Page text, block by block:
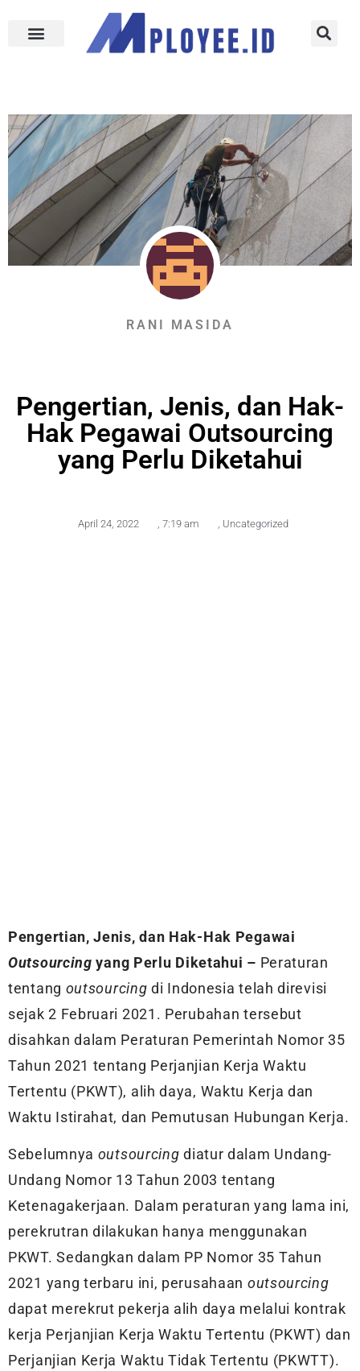
RANI MASIDA
Pengertian, Jenis, dan Hak-
Hak Pegawai Outsourcing
yang Perlu Diketahui
April 24, 2022 7:19 am Uncategorized
Pengertian, Jenis, dan Hak-Hak Pegawai
Outsourcingyang Perlu Diketahui – Peraturan
tentang outsourcing di Indonesia telah direvisi
sejak 2 Februari 2021. Perubahan tersebut
disahkan dalam Peraturan Pemerintah Nomor 35
Tahun 2021 tentang Perjanjian Kerja Waktu
Tertentu (PKWT), alih daya, Waktu Kerja dan
Waktu Istirahat, dan Pemutusan Hubungan Kerja.
Sebelumnya outsourcing diatur dalam Undang-
Undang Nomor 13 Tahun 2003 tentang
Ketenagakerjaan. Dalam peraturan yang lama ini,
perekrutran dilakukan hanya menggunakan
PKWT. Sedangkan dalam PP Nomor 35 Tahun
2021 yang terbaru ini, perusahaan outsourcing
dapat merekrut pekerja alih daya melalui kontrak
kerja Perjanjian Kerja Waktu Tertentu (PKWT) dan
Perjanjian Kerja Waktu Tidak Tertentu (PKWTT).